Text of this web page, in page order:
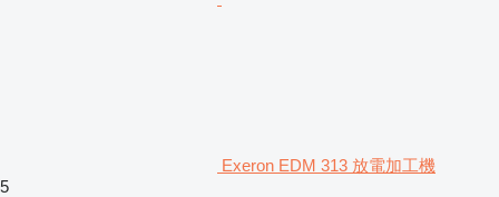
Exeron EDM 313 放電加工機
5